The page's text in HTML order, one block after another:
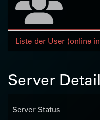
Liste der User (online
Server
Server Status